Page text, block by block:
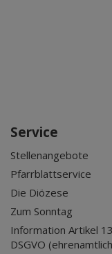
Service
Stellenangebote
Pfarrblattservice
Die Diözese
Zum Sonntag
Information Artikel 13
DSGVO